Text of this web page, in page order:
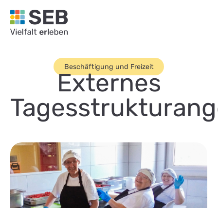
SEB Leipzig, Vielfalt erleben - zur Startseite
Beschäftigung und Freizeit
Externes